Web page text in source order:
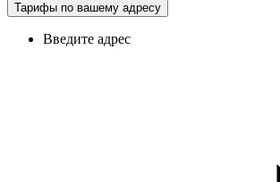
Тарифы по вашему адресу
Введите адрес